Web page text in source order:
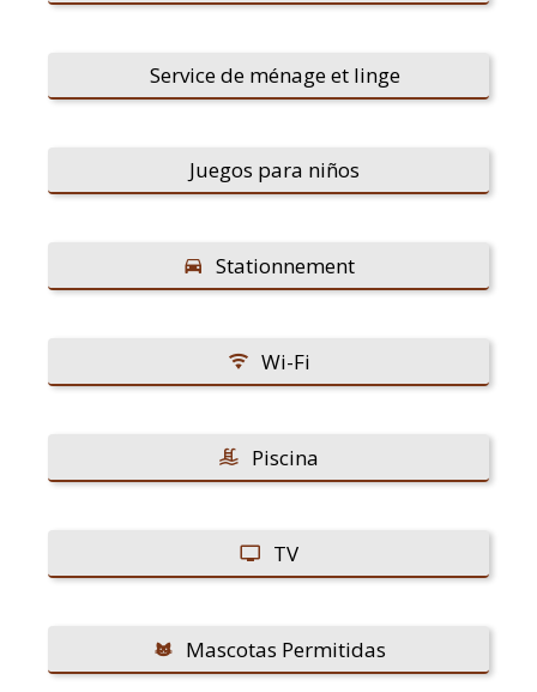
Service de ménage et linge
Juegos para niños
Stationnement
Wi-Fi
Piscina
TV
Mascotas Permitidas